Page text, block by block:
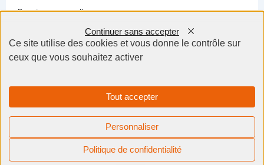
Besoin d'aide ?
Données personnelles
Conditions générales
Contact
Selectarc Group © Tous droits réservés - Création site internet Dijon BWA
Agence
Ce site utilise des cookies et vous donne le contrôle sur
ceux que vous souhaitez activer
Tout accepter
Continuer sans accepter
Personnaliser
Politique de confidentialité